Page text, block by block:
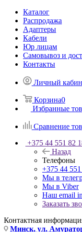
Каталог
Распродажа
Адаптеры
Кабели
Юр лицам
Самовывоз и
Контакты
Личный
Корзина0
Избранные
Сравнение
+375 44 551 82
Назад
Телефоны
+375 44
Мы в
Мы в Viber
Наш email
Заказать
Контактная
Минск, ул.